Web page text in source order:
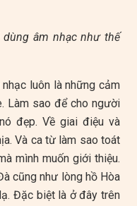
dùng âm nhạc như thế
luôn là những cảm
Làm sao để cho người
đẹp. Về giai điệu và
Và ca từ làm sao toát
mình muốn giới thiệu.
cũng như lòng hồ Hòa
Đặc biệt là ở đây trên